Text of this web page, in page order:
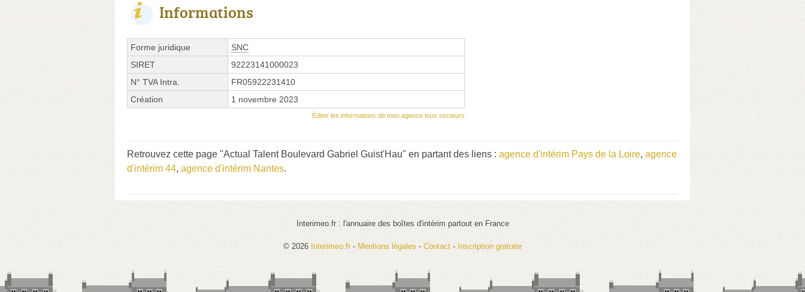
Informations
Forme juridique
SNC
SIRET
92223141000023
N° TVA Intra.
FR05922231410
Création
1 novembre 2023
Éditer les informations de mon agence tous secteurs
Retrouvez cette page "Actual Talent Boulevard Gabriel Guist'Hau" en partant des liens : agence d'intérim Pays de la Loire, agence
d'intérim 44, agence d'intérim Nantes.
Interimeo.fr : l'annuaire des boîtes d'intérim partout en France
© 2026 Interimeo.fr - Mentions légales - Contact - Inscription gratuite